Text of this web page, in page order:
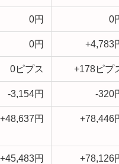
0円 0
0円 +4,783
0ピプス +178ピプ
-3,154円 -320
+48,637円 +78,446
+45,483円 +78,126